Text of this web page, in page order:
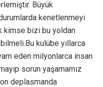
Büyük
kenetlenmeyi
kimse bizi bu yoldan
kulübe yıllarca
eden milyonlarca insan
sorun yaşamamız
deplasmanda